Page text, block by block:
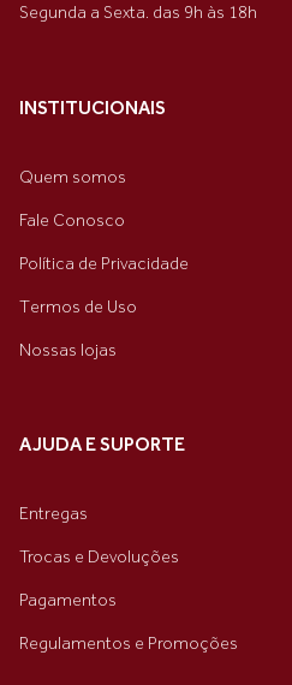
Segunda a Sexta. das 9h às 18h
INSTITUCIONAIS
Quem somos
Fale Conosco
Política de Privacidade
Termos de Uso
Nossas lojas
AJUDA E SUPORTE
Entregas
Trocas e Devoluções
Pagamentos
Regulamentos e Promoções